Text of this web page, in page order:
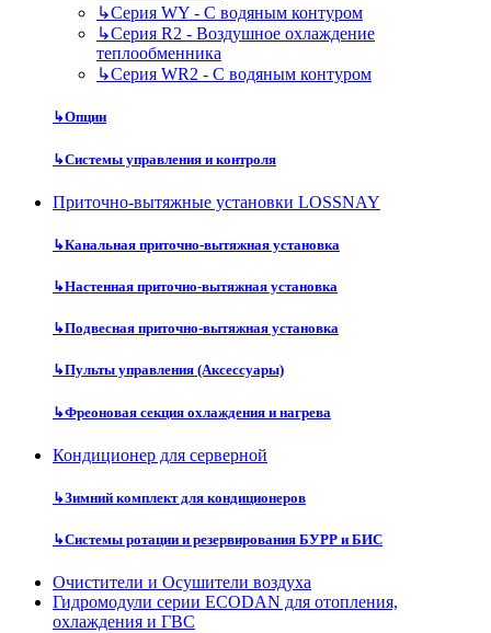
↳Серия WY - С водяным контуром
↳Серия R2 - Воздушное охлаждение
теплообменника
↳Серия WR2 - С водяным контуром
↳Опции
↳Системы управления и контроля
Приточно-вытяжные установки LOSSNAY
↳Канальная приточно-вытяжная установка
↳Настенная приточно-вытяжная установка
↳Подвесная приточно-вытяжная установка
↳Пульты управления (Аксессуары)
↳Фреоновая секция охлаждения и нагрева
Кондиционер для серверной
↳Зимний комплект для кондиционеров
↳Системы ротации и резервирования БУРР и БИС
Очистители и Осушители воздуха
Гидромодули серии ECODAN для отопления,
охлаждения и ГВС